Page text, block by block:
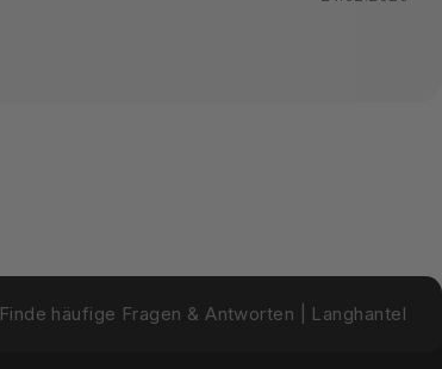
Finde häufige Fragen & Antworten | Langhantel